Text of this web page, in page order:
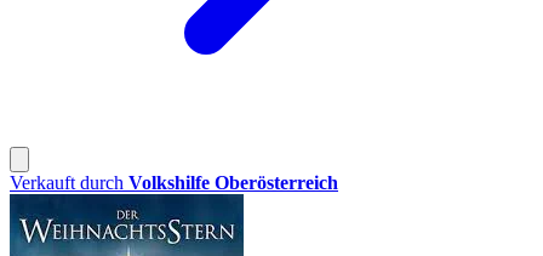
Verkauft durch Volkshilfe Oberösterreich